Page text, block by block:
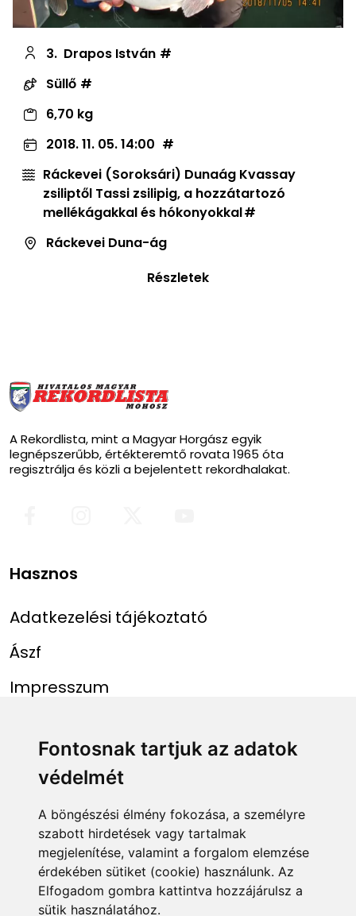
Fontosnak tartjuk az adatok
védelmét
A böngészési élmény fokozása, a személyre
szabott hirdetések vagy tartalmak
megjelenítése, valamint a forgalom elemzése
érdekében sütiket (cookie) használunk. Az
Elfogadom gombra kattintva hozzájárulsz a
sütik használatához.
3. Drapos István
Süllő
6,70 kg
2018. 11. 05. 14:00
Ráckevei (Soroksári) Dunaág Kvassay
zsiliptől Tassi zsilipig, a hozzátartozó
mellékágakkal és hókonyokkal
Ráckevei Duna-ág
Részletek
A Rekordlista, mint a Magyar Horgász egyik
legnépszerűbb, értékteremtő rovata 1965 óta
regisztrálja és közli a bejelentett rekordhalakat.
Hasznos
Adatkezelési tájékoztató
Ászf
Impresszum
Menü
Főoldal
Rekordlista
Abszolút rekordlista
Rekord bejelentése
Linkek
mohosz.hu
horgaszjegy.hu